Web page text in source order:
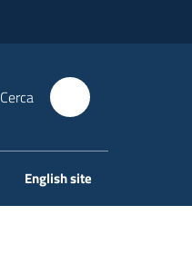
Cerca
English site